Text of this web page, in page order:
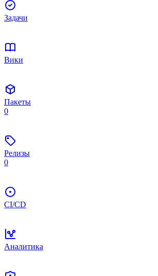
Задачи
Вики
Пакеты
0
Релизы
0
CI/CD
Аналитика